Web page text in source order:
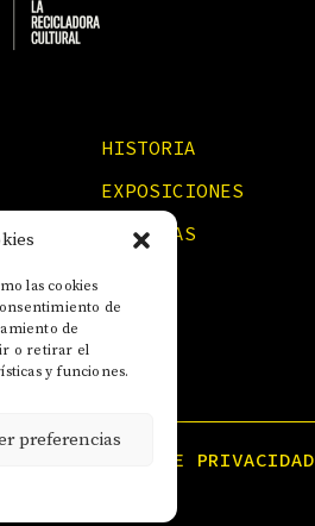
las cookies
de
de
o retirar el
y funciones.
preferencias
HISTORIA
EXPOSICIONES
NOTICIAS
POLÍTICA DE PRIVACIDAD